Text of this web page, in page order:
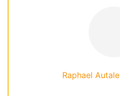
Raphael Autale